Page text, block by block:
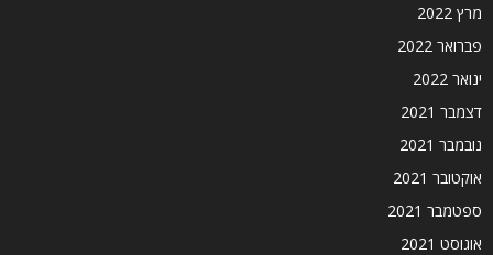
מרץ 2022
פברואר 2022
ינואר 2022
דצמבר 2021
נובמבר 2021
אוקטובר 2021
ספטמבר 2021
אוגוסט 2021